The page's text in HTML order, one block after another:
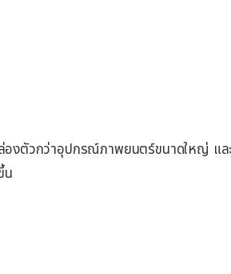
องตัวกว่าอุปกรณ์ภาพยนตร์ขนาดใหญ่ แล
น